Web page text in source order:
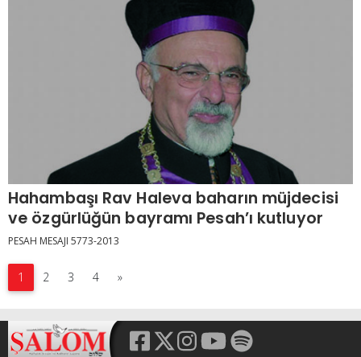
Hahambaşı Rav Haleva baharın müjdecisi
ve özgürlüğün bayramı Pesah’ı kutluyor
PESAH MESAJI 5773-2013
1 2 3 4 »